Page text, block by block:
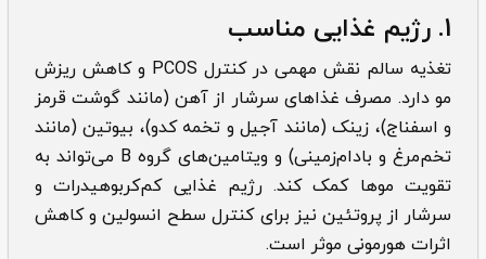
1. رژیم غذایی مناسب
تغذیه سالم نقش مهمی در کنترل PCOS و کاهش ریزش
مو دارد. مصرف غذاهای سرشار از آهن (مانند گوشت قرمز
و اسفناج)، زینک (مانند آجیل و تخمه کدو)، بیوتین (مانند
تخم‌مرغ و بادام‌زمینی) و ویتامین‌های گروه B می‌تواند به
تقویت موها کمک کند. رژیم غذایی کم‌کربوهیدرات و
سرشار از پروتئین نیز برای کنترل سطح انسولین و کاهش
اثرات هورمونی موثر است.